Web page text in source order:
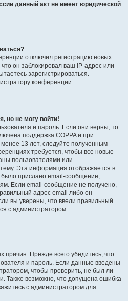
данный акт не имеет юридической
отключил регистрацию новых
он заблокировал ваш IP-адрес или
зарегистрироваться.
конференции.
но не могу войти!
и пароль. Если они верны, то
поддержка COPPA и при
13 лет, следуйте полученным
требуется, чтобы все новые
пользователями или
Эта информация отображается в
было прислано email-сообщение,
Если email-сообщение не получено,
адрес email либо он
вы уверены, что ввели правильный
с администратором.
причин. Прежде всего убедитесь, что
и пароль. Если данные введены
чтобы проверить, не был ли
Также возможно, что допущена ошибка
с администратором для